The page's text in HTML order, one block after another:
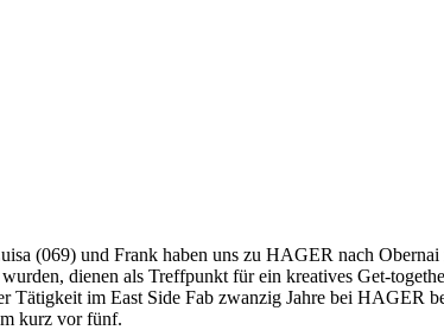
(069) und Frank haben uns zu HAGER nach
dienen als Treffpunkt für ein kreatives Get-
im East Side Fab zwanzig Jahre bei HAGER
kurz vor fünf.